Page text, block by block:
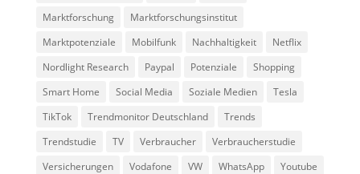
Marktforschung
Marktforschungsinstitut
Marktpotenziale
Mobilfunk Nachhaltigkeit
Netflix
Nordlight Research
Paypal Potenziale
Shopping
Smart Home
Social Media Soziale Medien
Tesla
TikTok
Trendmonitor Deutschland
Trends
Trendstudie
TV Verbraucher
Verbraucherstudie
Versicherungen
Vodafone VW WhatsApp
Youtube